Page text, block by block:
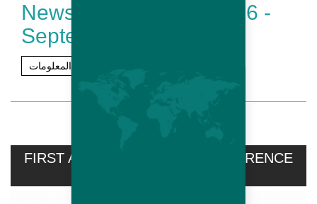
Newsletter Hubbard # 16 -
September 2017
مزيد من المعلومات
FIRST AVIPRO HUBBARD CONFERENCE